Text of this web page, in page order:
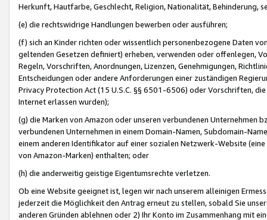
Herkunft, Hautfarbe, Geschlecht, Religion, Nationalität, Behinderung,
(e) die rechtswidrige Handlungen bewerben oder ausführen;
(f) sich an Kinder richten oder wissentlich personenbezogene Daten
geltenden Gesetzen definiert) erheben, verwenden oder offenlegen,
Regeln, Vorschriften, Anordnungen, Lizenzen, Genehmigungen,
Entscheidungen oder andere Anforderungen einer zuständigen
Privacy Protection Act (15 U.S.C. §§ 6501-6506) oder Vorschriften,
Internet erlassen wurden);
(g) die Marken von Amazon oder unseren verbundenen Unternehmen
verbundenen Unternehmen in einem Domain-Namen, Subdomain-
einem anderen Identifikator auf einer sozialen Netzwerk-Website
von Amazon-Marken) enthalten; oder
(h) die anderweitig geistige Eigentumsrechte verletzen.
Ob eine Website geeignet ist, legen wir nach unserem alleinigen
jederzeit die Möglichkeit den Antrag erneut zu stellen, sobald Sie
anderen Gründen ablehnen oder 2) Ihr Konto im Zusammenhang mit